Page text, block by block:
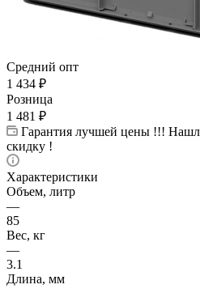
Средний опт
1 434 ₽
Розница
1 481 ₽
Гарантия лучшей цены !!!
скидку !
Характеристики
Объем, литр
—
85
Вес, кг
—
3.1
Длина, мм